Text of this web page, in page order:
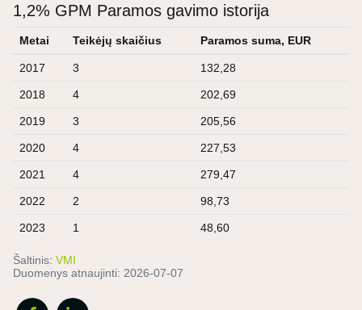
1,2% GPM Paramos gavimo istorija
Metai Teikėjų skaičius Paramos suma, EUR
2017 3 132,28
2018 4 202,69
2019 3 205,56
2020 4 227,53
2021 4 279,47
2022 2 98,73
2023 1 48,60
Šaltinis: VMI
Duomenys atnaujinti: 2026-07-07